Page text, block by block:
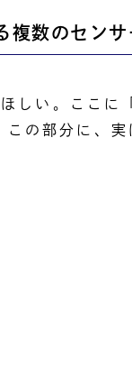
複数のセンサ
しい。ここに
の部分に、実